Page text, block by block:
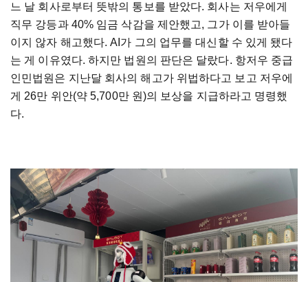
느 날 회사로부터 뜻밖의 통보를 받았다. 회사는 저우에게
직무 강등과 40% 임금 삭감을 제안했고, 그가 이를 받아들
이지 않자 해고했다. AI가 그의 업무를 대신할 수 있게 됐다
는 게 이유였다. 하지만 법원의 판단은 달랐다. 항저우 중급
인민법원은 지난달 회사의 해고가 위법하다고 보고 저우에
게 26만 위안(약 5,700만 원)의 보상을 지급하라고 명령했
다.